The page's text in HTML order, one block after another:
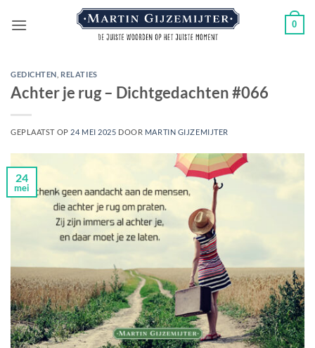
naar
0
GEDICHTEN RELATIES
Achter je rug – Dichtgedachten #066
GEPLAATST OP 24 MEI 2025 DOOR MARTIN GIJZEMIJTER
24
mei